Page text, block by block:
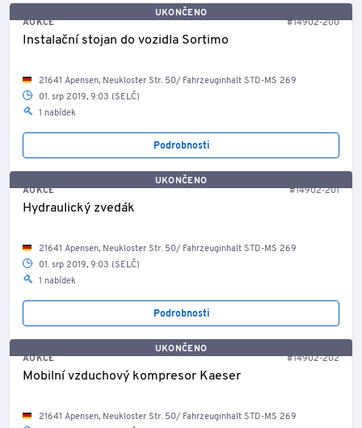
UKONČENO
AUKCE
#14902-200
Instalační stojan do vozidla Sortimo
21641 Apensen, Neukloster Str. 50/ Fahrzeuginhalt STD-MS 269
01. srp 2019, 9:03 (SELČ)
1 nabídek
Podrobnosti
UKONČENO
AUKCE
#14902-201
Hydraulický zvedák
21641 Apensen, Neukloster Str. 50/ Fahrzeuginhalt STD-MS 269
01. srp 2019, 9:03 (SELČ)
1 nabídek
Podrobnosti
UKONČENO
AUKCE
#14902-202
Mobilní vzduchový kompresor Kaeser
21641 Apensen, Neukloster Str. 50/ Fahrzeuginhalt STD-MS 269